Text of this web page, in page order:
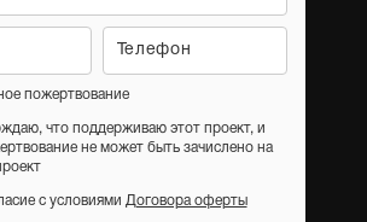
пожертвование
что поддерживаю этот проект, и
не может быть зачислено на
с условиями Договора оферты